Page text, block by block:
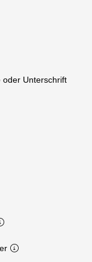
oder Unterschrift